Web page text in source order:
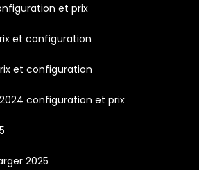
et prix
et configuration
et configuration
2024 configuration et prix
2025